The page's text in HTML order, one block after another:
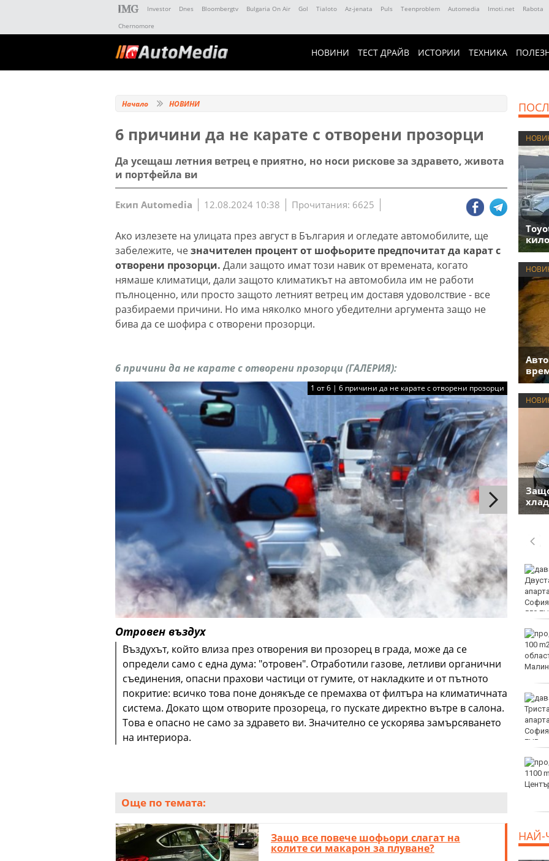
Investor Dnes Bloombergtv Bulgaria On Air Gol Tialoto Az-jenata Puls Teenproblem Automedia Imoti.net Rabota
Chernomore
НОВИНИ ТЕСТ ДРАЙВ ИСТОРИИ ТЕХНИКА
Начало НОВИНИ
6 причини да не карате с отворени прозорци
Да усещаш летния ветрец е приятно, но носи рискове за здравето, живота
и портфейла ви
Екип Automedia 12.08.2024 10:38 Прочитания: 6625
Ако излезете на улицата през август в България и огледате автомобилите, ще
забележите, чезначителен процент от шофьорите предпочитат да карат с
отворени прозорци. Дали защото имат този навик от времената, когато
нямаше климатици, дали защото климатикът на автомобила им не работи
пълноценно, или просто защото летният ветрец им доставя удоволствие - все
разбираеми причини. Но има няколко много убедителни аргумента защо не
бива да се шофира с отворени прозорци.
6 причини да не карате с отворени прозорци (ГАЛЕРИЯ):
1 от 6 | 6 причини да не карате с отворени прозорци
Отровен въздух
Въздухът, който влиза през отворения ви прозорец в града, може да се
определи само с една дума: "отровен". Отработили газове, летливи органични
съединения, опасни прахови частици от гумите, от накладките и от пътното
покритие: всичко това поне донякъде се премахва от филтъра на климатичната
система. Докато щом отворите прозореца, го пускате директно вътре в салона.
Това е опасно не само за здравето ви. Значително се ускорява замърсяването
на интериора.
Още по темата:
Защо все повече шофьори слагат на
колите си макарон за плуване?
Двоен ръст на чревните
инфекции за седмица
във Варненско
Морската градина на
Варна
Тази събота: откриват
ловния сезон за пернат
дивеч
НАЙ-